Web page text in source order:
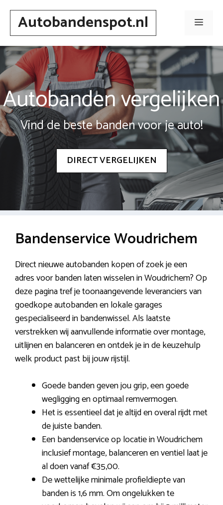
Spring
inhoudAutobandenspot.nl Menu
Autobanden vergelijken
Vind de beste banden voor je auto!
DIRECT VERGELIJKEN
Bandenservice Woudrichem
Direct nieuwe autobanden kopen of zoek je een
adres voor banden laten wisselen in Woudrichem? Op
deze pagina tref je toonaangevende leveranciers van
goedkope autobanden en lokale garages
gespecialiseerd in bandenwissel. Als laatste
verstrekken wij aanvullende informatie over montage,
uitlijnen en balanceren en ontdek je in de keuzehulp
welk product past bij jouw rijstijl.
Goede banden geven jou grip, een goede
wegligging en optimaal remvermogen.
Het is essentieel dat je altijd en overal rijdt met
de juiste banden.
Een bandenservice op locatie in Woudrichem
inclusief montage, balanceren en ventiel laat je
al doen vanaf €35,00.
De wettelijke minimale profieldiepte van
banden is 1,6 mm. Om ongelukken te